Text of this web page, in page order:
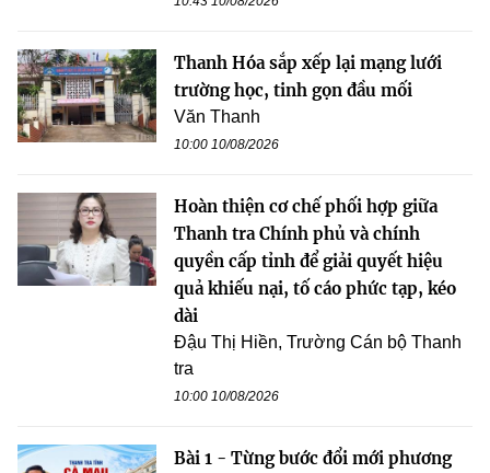
Thanh Hóa sắp xếp lại mạng lưới
trường học, tinh gọn đầu mối
Văn Thanh
10:00 10/08/2026
Hoàn thiện cơ chế phối hợp giữa
Thanh tra Chính phủ và chính
quyền cấp tỉnh để giải quyết hiệu
quả khiếu nại, tố cáo phức tạp, kéo
dài
Đậu Thị Hiền, Trường Cán bộ Thanh
tra
10:00 10/08/2026
Bài 1 - Từng bước đổi mới phương